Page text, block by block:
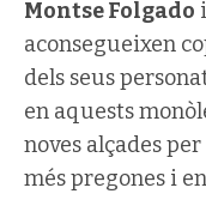
Montse Folgado i
aconsegueixen
dels seus
en aquests
noves alçades
més pregones i